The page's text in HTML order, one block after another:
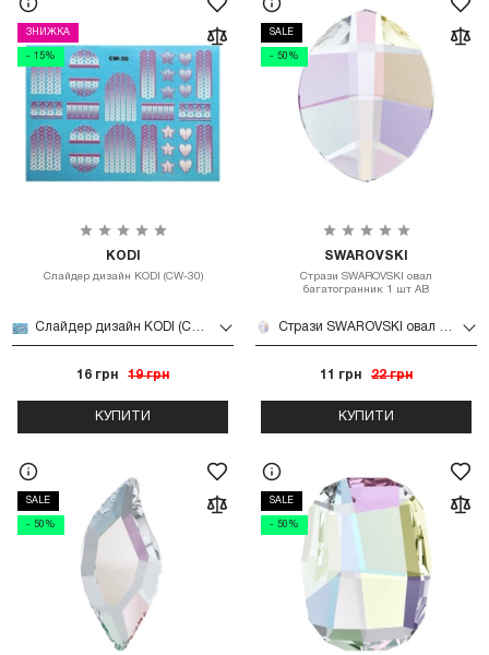
ЗНИЖКА
- 15%
KODI
Слайдер дизайн KODI (CW-30)
Слайдер дизайн KODI (CW-30)
16 грн 19 грн
КУПИТИ
SALE
- 50%
SWAROVSKI
Стрази SWAROVSKI овал
багатогранник 1 шт AB
Стрази SWAROVSKI овал багатогранник 1 шт AB
11 грн 22 грн
КУПИТИ
SALE
- 50%
SALE
- 50%